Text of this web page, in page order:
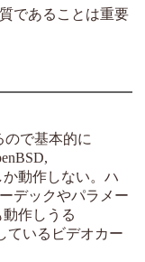
であることは重要
ので基本的に
か動作しない。ハ
デックやパラメー
作しうる
ているビデオカー